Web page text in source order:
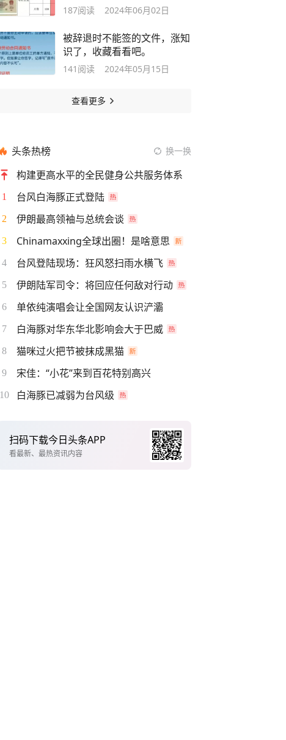
187阅读 2024年06月02日
被辞退时不能签的文件，涨知
识了，收藏看看吧。
141 阅读 2024年05月15日
查看更多
头条热榜 换一换
构建更高水平的全民健身公共服务体系
1 台风白海豚正式登陆
2 伊朗最高领袖与总统会谈
3 Chinamaxxing全球出圈！是啥意思
4 台风登陆现场：狂风怒扫雨水横飞
5 伊朗陆军司令：将回应任何敌对行动
6 单依纯演唱会让全国网友认识浐灞
7 白海豚对华东华北影响会大于巴威
8 猫咪过火把节被抹成黑猫
9 宋佳：“小花”来到百花特别高兴
10 白海豚已减弱为台风级
扫码下载今日头条APP
看最新、最热资讯内容